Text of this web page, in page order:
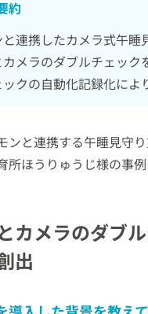
約
連携したカメラ式午睡
カメラのダブルチェック
クの自動化記録化によ
ンと連携する午睡見守
所ほうりゅうじ様の事例
カメラのダブ
出